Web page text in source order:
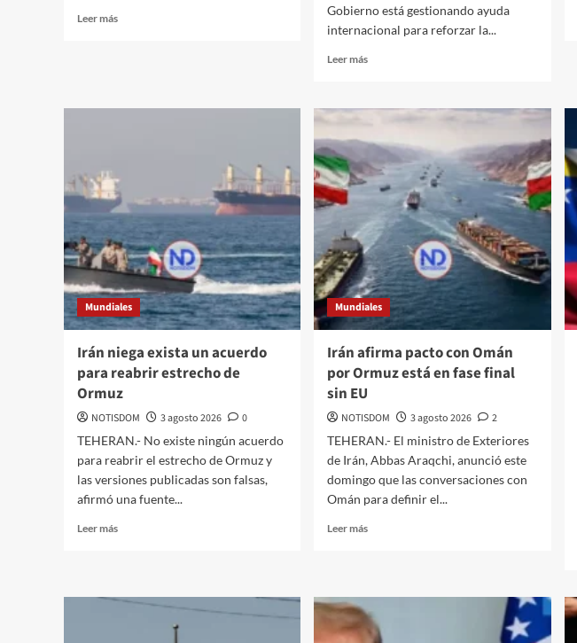
Leer más
Gobierno está gestionando ayuda
internacional para reforzar la...
Leer más
Mundiales
Irán niega exista un acuerdo
para reabrir estrecho de
Ormuz
NOTISDOM 3 agosto 2026
0
TEHERAN.- No existe ningún acuerdo
para reabrir el estrecho de Ormuz y
las versiones publicadas son falsas,
afirmó una fuente...
Leer más
Mundiales
Irán afirma pacto con Omán
por Ormuz está en fase final
sin EU
NOTISDOM 3 agosto 2026
2
TEHERAN.- El ministro de Exteriores
de Irán, Abbas Araqchi, anunció este
domingo que las conversaciones con
Omán para definir el...
Leer más